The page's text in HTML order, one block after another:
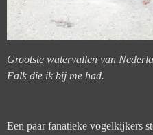
Grootste watervallen van
Falk die ik bij me had.
Een paar fanatieke vogelkijkers